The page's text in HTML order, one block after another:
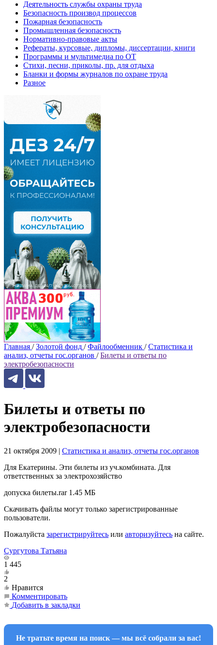
Деятельность службы охраны труда
Безопасность производ процессов
Пожарная безопасность
Промышленная безопасность
Нормативно-правовые акты
Рефераты, курсовые, дипломы, диссертации, книги
Программы и мультимедиа по ОТ
Стихи, песни, приколы, пр. для отдыха
Бланки и формы журналов по охране труда
Разное
Главная / Золотой фонд / Файлообменник / Статистика и
анализ, отчеты гос.органов / Билеты и ответы по
электробезопасности
Билеты и ответы по
электробезопасности
21 октября 2009 | Статистика и анализ, отчеты гос.органов
Для Екатерины. Эти билеты из уч.комбината. Для
ответственных за электрохозяйство
допуска билеты.rar 1.45 МБ
Скачивать файлы могут только зарегистрированные
пользователи.
Пожалуйста зарегистрируйтесь или авторизуйтесь на сайте.
Сургутова Татьяна
1 445
2
Нравится
Комментировать
Добавить в закладки
Не тратьте время на поиск — мы всё собрали за вас!